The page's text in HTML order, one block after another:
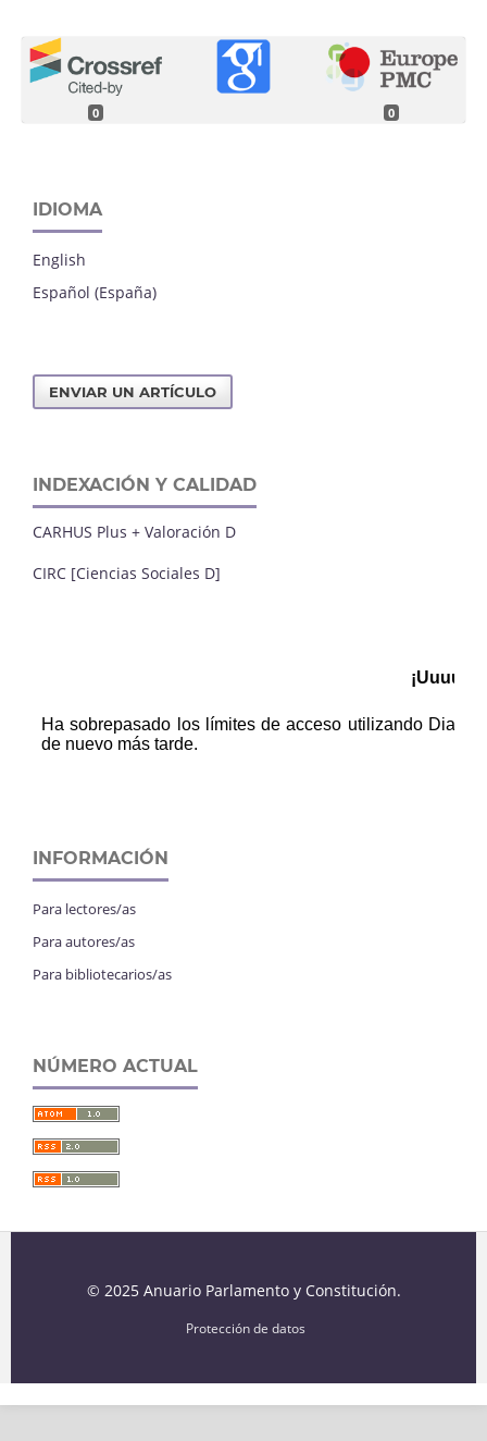
0 0
IDIOMA
English
Español (España)
ENVIAR UN ARTÍCULO
INDEXACIÓN Y CALIDAD
CARHUS Plus + Valoración D
CIRC [Ciencias Sociales D]
INFORMACIÓN
Para lectores/as
Para autores/as
Para bibliotecarios/as
NÚMERO ACTUAL
© 2025 Anuario Parlamento y Constitución.
Protección de datos